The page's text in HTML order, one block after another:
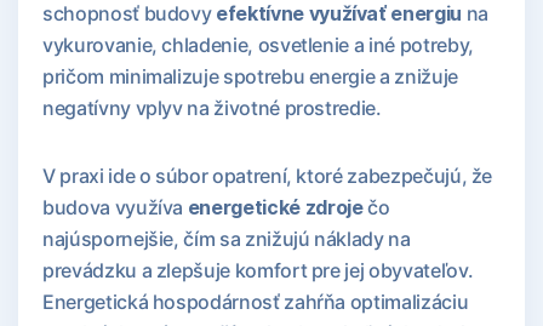
schopnosť budovy efektívne využívať energiu na
vykurovanie, chladenie, osvetlenie a iné potreby,
pričom minimalizuje spotrebu energie a znižuje
negatívny vplyv na životné prostredie.
V praxi ide o súbor opatrení, ktoré zabezpečujú, že
budova využíva energetické zdroječo
najúspornejšie, čím sa znižujú náklady na
prevádzku a zlepšuje komfort pre jej obyvateľov.
Energetická hospodárnosť zahŕňa optimalizáciu